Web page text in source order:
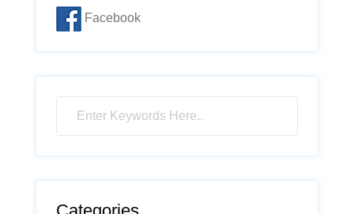
Facebook